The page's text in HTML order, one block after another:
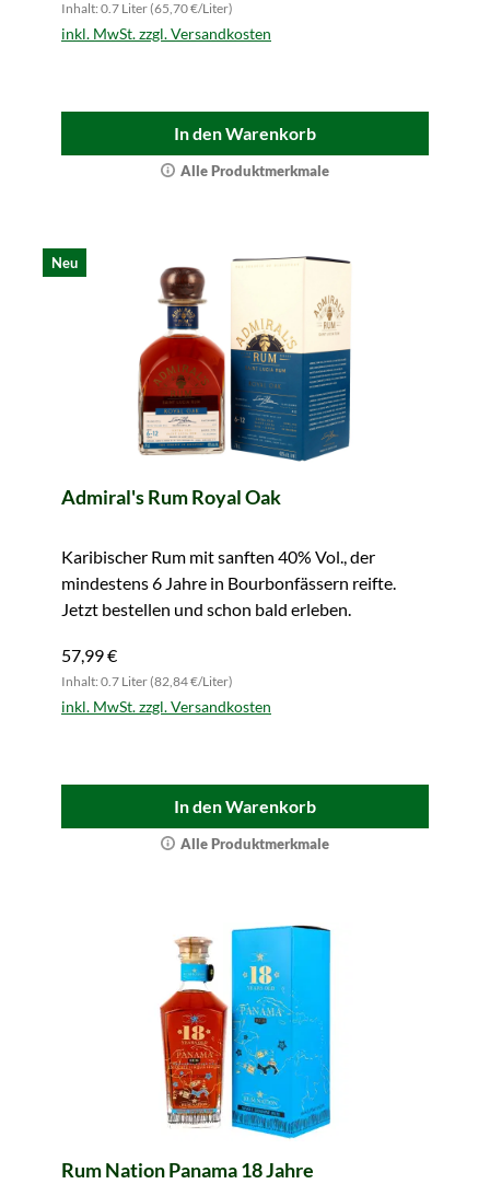
Inhalt: 0.7 Liter (65,70 €/Liter)
inkl. MwSt. zzgl. Versandkosten
In den Warenkorb
Alle Produktmerkmale
Neu
Admiral's Rum Royal Oak
Karibischer Rum mit sanften 40% Vol., der
mindestens 6 Jahre in Bourbonfässern reifte.
Jetzt bestellen und schon bald erleben.
57,99 €
Inhalt: 0.7 Liter (82,84 €/Liter)
inkl. MwSt. zzgl. Versandkosten
In den Warenkorb
Alle Produktmerkmale
Rum Nation Panama 18 Jahre